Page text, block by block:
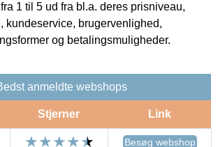
1 til 5 ud fra bl.a. deres prisniveau,
kundeservice, brugervenlighed,
og betalingsmuligheder.
anmeldte webshops
Stjerner Link
Besøg webshop